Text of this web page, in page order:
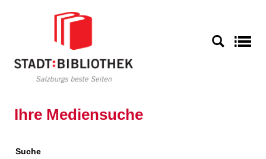
Ihre Mediensuche
Suche